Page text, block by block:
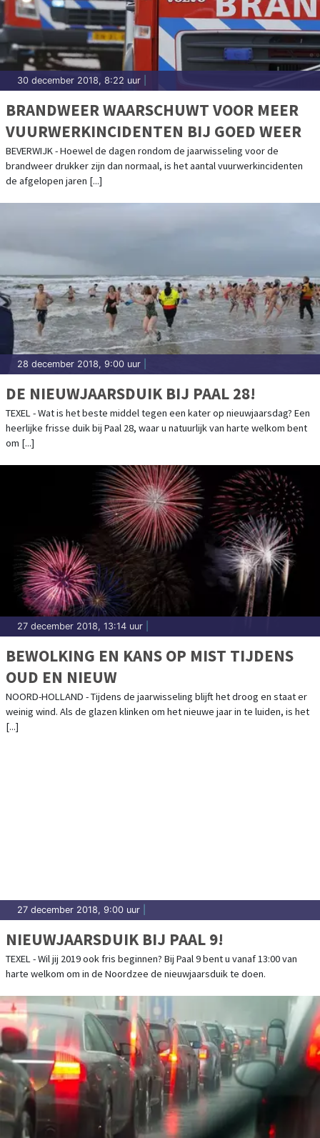
30 december 2018, 8:22 uur
BRANDWEER WAARSCHUWT VOOR MEER
VUURWERKINCIDENTEN BIJ GOED WEER
BEVERWIJK - Hoewel de dagen rondom de jaarwisseling voor de
brandweer drukker zijn dan normaal, is het aantal vuurwerkincidenten
de afgelopen jaren [...]
28 december 2018, 9:00 uur
DE NIEUWJAARSDUIK BIJ PAAL 28!
TEXEL - Wat is het beste middel tegen een kater op nieuwjaarsdag? Een
heerlijke frisse duik bij Paal 28, waar u natuurlijk van harte welkom bent
om [...]
27 december 2018, 13:14 uur
BEWOLKING EN KANS OP MIST TIJDENS
OUD EN NIEUW
NOORD-HOLLAND - Tijdens de jaarwisseling blijft het droog en staat er
weinig wind. Als de glazen klinken om het nieuwe jaar in te luiden, is het
[...]
27 december 2018, 9:00 uur
NIEUWJAARSDUIK BIJ PAAL 9!
TEXEL - Wil jij 2019 ook fris beginnen? Bij Paal 9 bent u vanaf 13:00 van
harte welkom om in de Noordzee de nieuwjaarsduik te doen.